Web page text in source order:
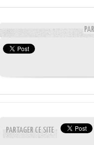
PARTAGER CE SITE